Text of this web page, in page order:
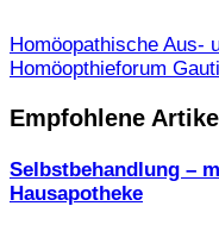
Homöopathische Aus-
Homöopthieforum
Empfohlene Artikel
Selbstbehandlung –
Hausapotheke